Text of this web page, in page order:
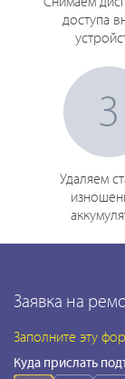
доступа
3
Удаляем
Заявка на
Заполните эту
Куда прислать